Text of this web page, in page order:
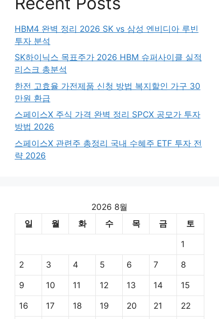
HBM4 완벽 정리 2026 SK vs 삼성 엔비디아 루빈
투자 분석
SK하이닉스 목표주가 2026 HBM 슈퍼사이클 실적
리스크 총분석
한전 고효율 가전제품 신청 방법 복지할인 가구 30
만원 환급
스페이스X 주식 가격 완벽 정리 SPCX 공모가 투자
방법 2026
스페이스X 관련주 총정리 국내 수혜주 ETF 투자 전
략 2026
2026 8월
일
월 화 수 목 금 토
1
2 3 4 5 6 7 8
9 10 11 12 13 14 15
16 17 18 19 20 21 22